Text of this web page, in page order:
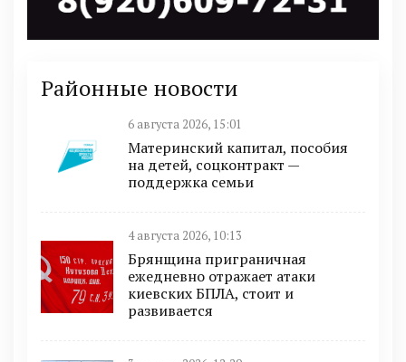
Районные новости
6 августа 2026, 15:01
Материнский капитал, пособия
на детей, соцконтракт —
поддержка семьи
4 августа 2026, 10:13
Брянщина приграничная
ежедневно отражает атаки
киевских БПЛА, стоит и
развивается